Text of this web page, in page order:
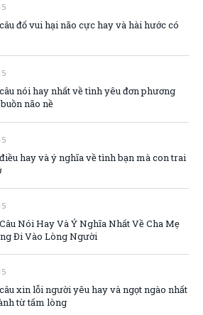
đố vui hại não cực hay và hài hước có
nói hay nhất về tình yêu đơn phương
não nề
hay và ý nghĩa về tình bạn mà con trai
Nói Hay Và Ý Nghĩa Nhất Về Cha Mẹ
Đi Vào Lòng Người
xin lỗi người yêu hay và ngọt ngào nhất
từ tấm lòng